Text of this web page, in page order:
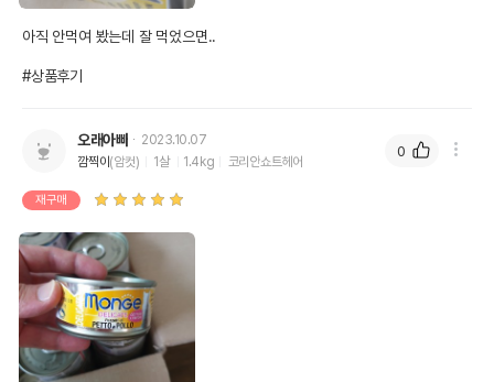
아직 안먹여 봤는데 잘 먹었으면..
#상품후기
오래아빠
2023.10.07
깜찍이 (암컷) 1살 1.4kg 코리안쇼트헤어
재구매
0